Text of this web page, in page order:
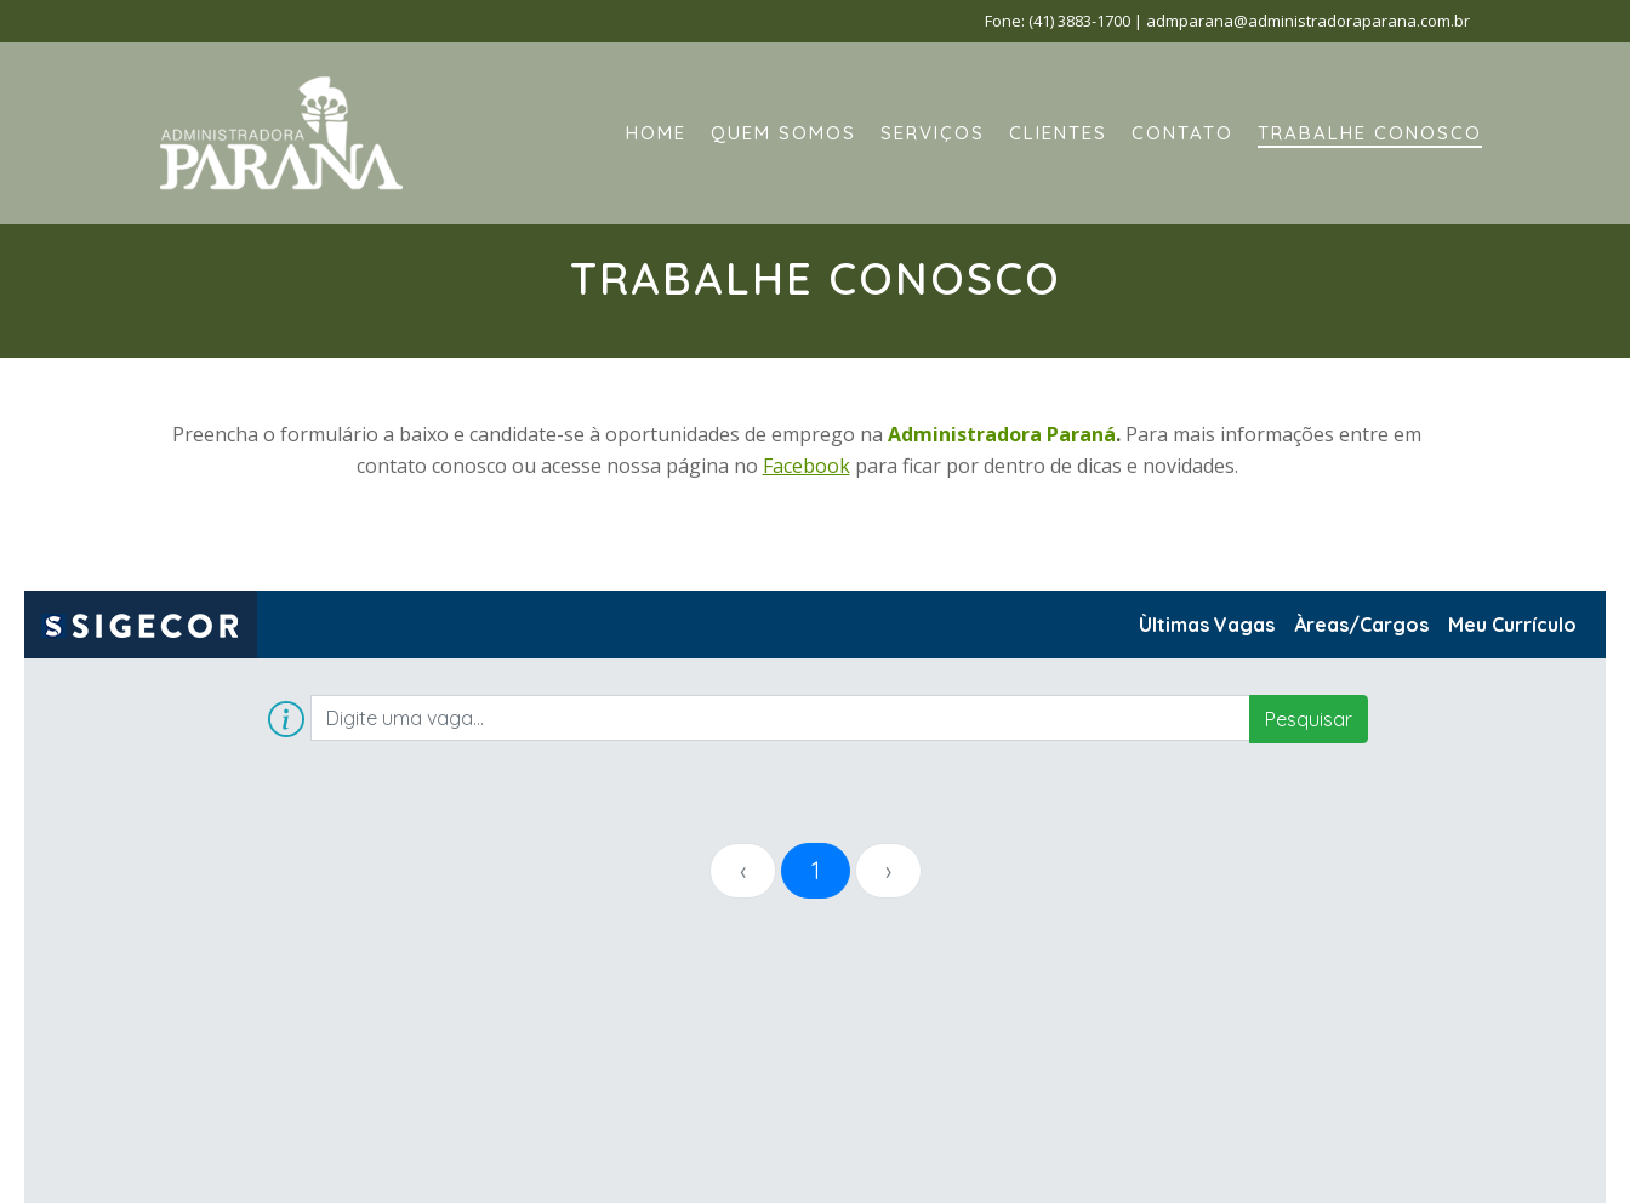
Fone: (41) 3883-1700 | admparana@administradoraparana.com.br
HOME QUEM SOMOS SERVIÇOS CLIENTES CONTATO TRABALHE CONOSCO
TRABALHE CONOSCO
Preencha o formulário a baixo e candidate-se à oportunidades de emprego na Administradora Paraná. Para mais informações entre em
contato conosco ou acesse nossa página no Facebookpara ficar por dentro de dicas e novidades.